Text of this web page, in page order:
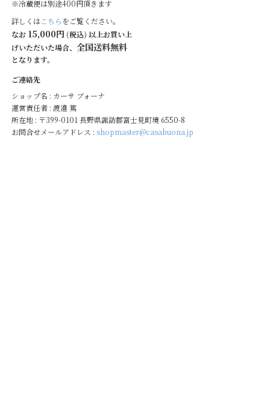
※冷蔵便は別途400円頂きます
詳しくはこちらをご覧ください。
なお 15,000円 (税込) 以上お買い上
げいただいた場合、 全国送料無料
となります。
ご連絡先
ショップ名 : カーサ ブォーナ
運営責任者 : 渡邉 篤
所在地 : 〒399-0101 長野県諏訪郡富士見町境 6550-8
お問合せメールアドレス : shopmaster@casabuona.jp